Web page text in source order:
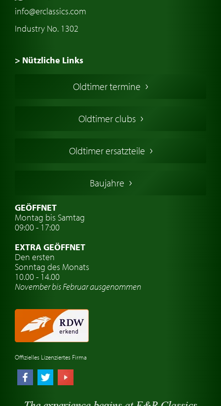
info@erclassics.com
Industry No. 1302
> Nützliche Links
Oldtimers in Europa
Englische Oldtimer
Deutsche Oldtimer
Schwedische Oldtimer
Oldtimer mit h-kennzeichen
Auto Oldtimer Markt
Oldtimer-Versicherung
Oldtimer-Clubs
Oldtimer-Reisen
Automarken uhren
Oldtimer termine
Oldtimer clubs
Oldtimer ersatzteile
Baujahre
GEÖFFNET
Montag bis Samtag
09:00 - 17:00
EXTRA GEÖFFNET
Den ersten
Sonntag des Monats
10.00 - 14.00
November bis Februar ausgenommen
Offizielles Lizenziertes Firma